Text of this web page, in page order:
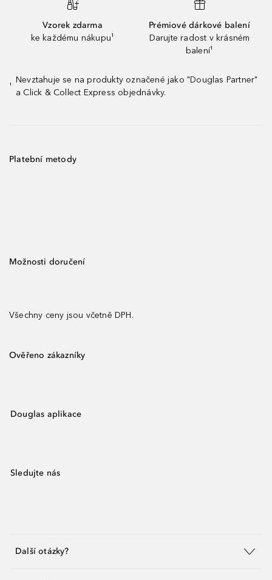
Vzorek zdarma
ke každému nákupu¹
Prémiové dárkové balení
Darujte radost v krásném
balení¹
¹
Nevztahuje se na produkty označené jako "Douglas Partner"
a Click & Collect Express objednávky.
Platební metody
Možnosti doručení
Všechny ceny jsou včetně DPH.
Ověřeno zákazníky
Douglas aplikace
Sledujte nás
Další otázky?